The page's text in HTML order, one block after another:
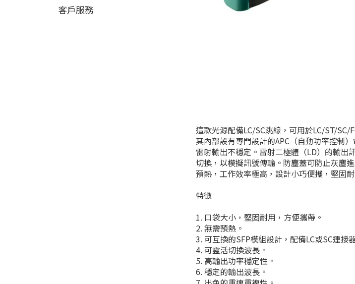
客戶服務
這款光源配備LC/SC跳線，可用於LC/ST/
其內部設有專門設計的APC（自動功率控制
雷射輸出不穩定。雷射二極體（LD）的輸出
切換，以模擬訊號傳輸。防塵蓋可防止灰塵
預熱，工作效率極高，設計小巧便攜，堅固
特徵
1. 口袋大小，堅固耐用，方便攜帶。
2. 無需預熱。
3. 可互換的SFP模組設計，配備LC或SC連接
4. 可靈活切換波長。
5. 高輸出功率穩定性。
6. 穩定的輸出波長。